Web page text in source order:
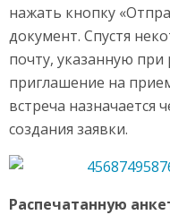
нажать кнопку
документ. Спустя
почту, указанную
приглашение на
встреча назначается
создания заявки.
Распечатанную